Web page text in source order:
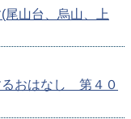
尾山台、烏山、上
るおはなし 第４０